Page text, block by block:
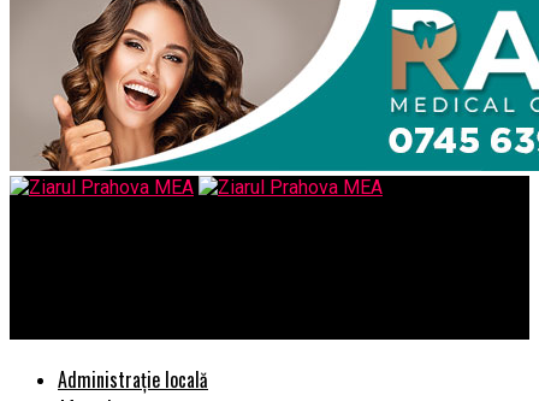
Administrație locală